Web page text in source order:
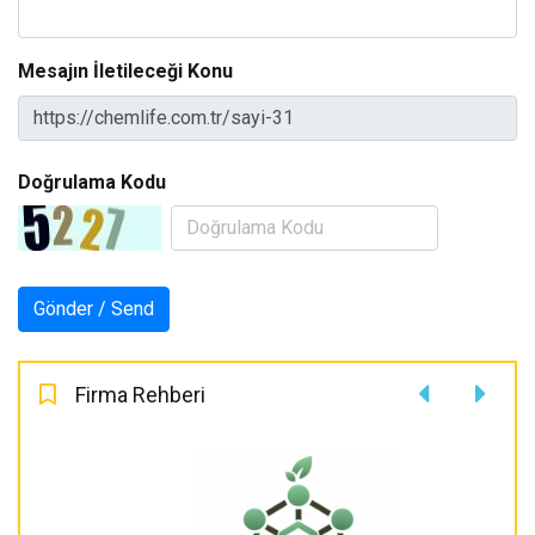
Mesajın İletileceği Konu
Doğrulama Kodu
Firma Rehberi